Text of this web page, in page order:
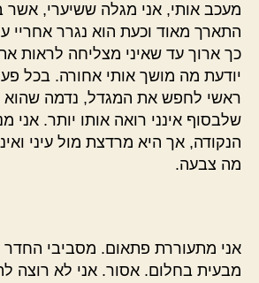
מעכב אותי, אני מגלה ששיערי, אשר
התארך מאוד וכעת הוא נגרר אחריי
כך ארוך עד שאיני מצליחה לראות
יודעת מה מושך אותי אחורה. בכל
ראשי לחפש את המגדל, נדמה
שלבסוף אינני רואה אותו יותר. אני
הנקודה, אך היא מרדצת מול עיני
מה צבעה.
אני מתעוררת פתאום. מסביבי
מבעית בחלום. אסור. אני לא רוצה